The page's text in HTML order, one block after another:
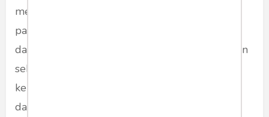
mengajak seluruh peserta untuk berdoa bagi
para korban bencana di Sumatera maupun
daerah lain. Menurutnya, musibah menjadi ujian
sekaligus bukti bahwa Indonesia memiliki
kemampuan nyata dalam merespons keadaan
darurat.